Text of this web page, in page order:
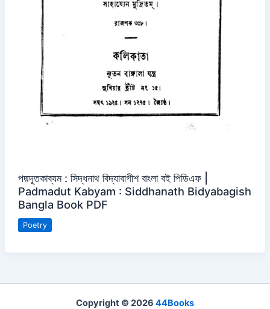
পদ্মদূতকাব্যম : সিদ্ধনাথ বিদ্যাবাগীশ বাংলা বই পিডিএফ |
Padmadut Kabyam : Siddhanath Bidyabagish
Bangla Book PDF
Poetry
Copyright © 2026 44Books